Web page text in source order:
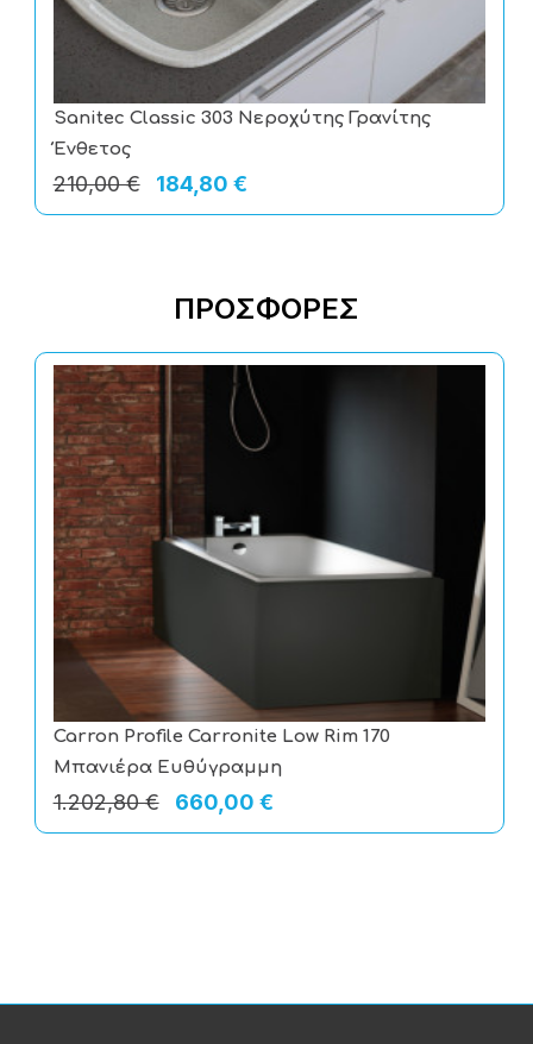
Teka DSJ 980 Inox Απορροφητήρας Καμινάδα
515,00 €
ΠΡΟΣΦΟΡΈΣ
Eurorama Eletta Tecno 167065-410 Black
Brushed Στήλη Ντους Με Μπαταρία
795,00 €
1.109,80 €